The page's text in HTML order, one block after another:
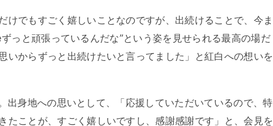
でもすごく嬉しいことなのですが、出続けることで、今ま
っと頑張っているんだな”という姿を見せられる最高の場だ
いからずっと出続けたいと言ってました」と紅白への想いを
身地への思いとして、「応援していただいているので、特
たことが、すごく嬉しいですし、感謝感謝です」と、会見を